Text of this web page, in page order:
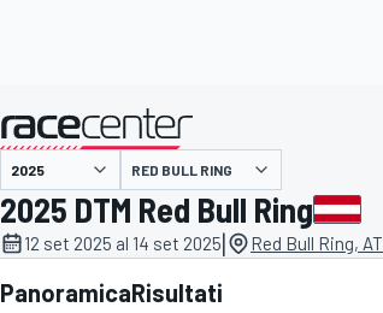
MOTOGP WEC
presentato da
RED BULL RING
2025 DTM Red Bull Ring
12 set 2025 al 14 set 2025| Red Bull Ring, AT
PanoramicaRisultati